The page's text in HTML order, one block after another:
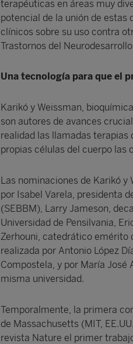
terapéuticas en áreas muy
potencial de la unión de estas
clínicos sobre su uso contra
Trastornos del
Una tecnología para que el
Karikó y Weissman,
son autores de avances
realidad las llamadas terapias
propias células del cuerpo las
Las nominaciones de Karikó
por Isabel Varela, presidenta
(SEBBM), Larry Jameson,
Universidad de Pensilvania,
Zerhouni, catedrático emérito
realizada por Antonio López
Compostela, y por María José
misma universidad.
Temporalmente, la primera
de Massachusetts (MIT,
revista Nature el primer